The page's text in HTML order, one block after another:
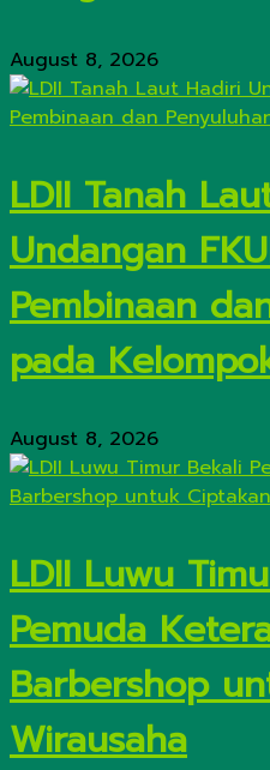
August 8, 2026
LDII Tanah
Undangan
Pembinaan
pada
August 8, 2026
LDII Luwu
Pemuda
Barbershop
Wirausaha